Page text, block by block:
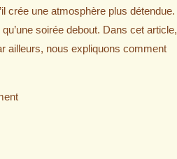
crée une atmosphère plus détendue.
soirée debout. Dans cet article,
ailleurs, nous expliquons comment